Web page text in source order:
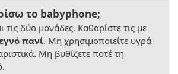
το babyphone;
τις δύο μονάδες. Καθαρίστε τις με
πανί. Μη χρησιμοποιείτε υγρά
Μη βυθίζετε ποτέ τη